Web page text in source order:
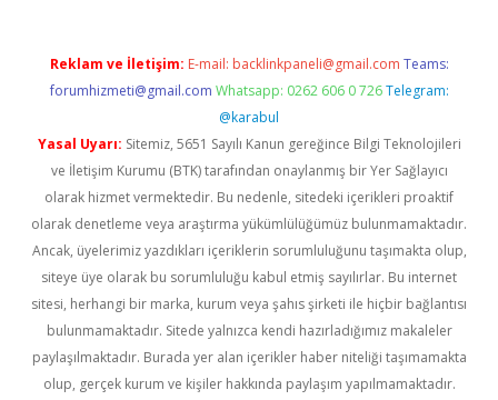
Reklam ve İletişim: E-mail: backlinkpaneli@gmail.com Teams:
forumhizmeti@gmail.com Whatsapp: 0262 606 0 726 Telegram:
@karabul
Yasal Uyarı: Sitemiz, 5651 Sayılı Kanun gereğince Bilgi Teknolojileri
ve İletişim Kurumu (BTK) tarafından onaylanmış bir Yer Sağlayıcı
olarak hizmet vermektedir. Bu nedenle, sitedeki içerikleri proaktif
olarak denetleme veya araştırma yükümlülüğümüz bulunmamaktadır.
Ancak, üyelerimiz yazdıkları içeriklerin sorumluluğunu taşımakta olup,
siteye üye olarak bu sorumluluğu kabul etmiş sayılırlar. Bu internet
sitesi, herhangi bir marka, kurum veya şahıs şirketi ile hiçbir bağlantısı
bulunmamaktadır. Sitede yalnızca kendi hazırladığımız makaleler
paylaşılmaktadır. Burada yer alan içerikler haber niteliği taşımamakta
olup, gerçek kurum ve kişiler hakkında paylaşım yapılmamaktadır.